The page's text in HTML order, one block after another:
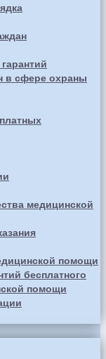
в сфере охраны
медицинской
помощи
бесплатного
помощи